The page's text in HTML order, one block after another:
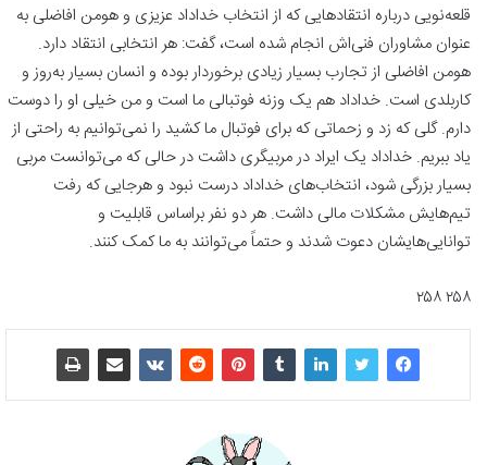
قلعه‌نویی درباره انتقادهایی که از انتخاب خداداد عزیزی و هومن افاضلی به
عنوان مشاوران فنی‌اش انجام شده است، گفت: هر انتخابی انتقاد دارد.
هومن افاضلی از تجارب بسیار زیادی برخوردار بوده و انسان بسیار به‌روز و
کاربلدی است. خداداد هم یک وزنه فوتبالی ما است و من خیلی او را دوست
دارم. گلی که زد و زحماتی که برای فوتبال ما کشید را نمی‌توانیم به راحتی از
یاد ببریم. خداداد یک ایراد در مربیگری داشت در حالی که می‌توانست مربی
بسیار بزرگی شود، انتخاب‌های خداداد درست نبود و هرجایی که رفت
تیم‌هایش مشکلات مالی داشت. هر دو نفر براساس قابلیت‌ و
توانایی‌هایشان دعوت شدند و حتماً می‌توانند به ما کمک کنند.
۲۵۸ ۲۵۸